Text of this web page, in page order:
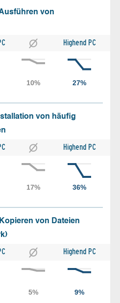
von
Highend PC
von häufig
Highend PC
von Dateien
Highend PC